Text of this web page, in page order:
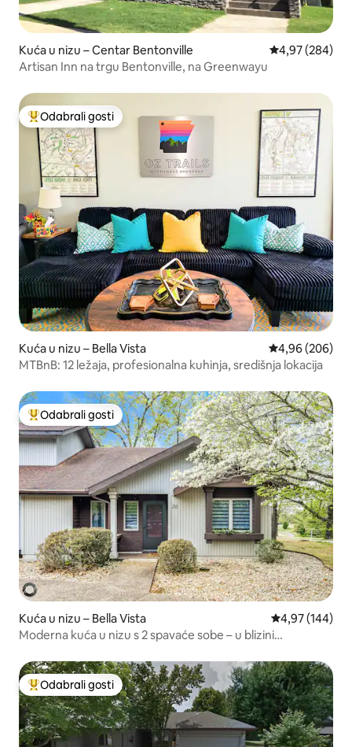
Kuća u nizu – Centar Bentonville Prosječna
4,97 (284)
Artisan Inn na trgu Bentonville, na Greenwayu
Među najviše rangiranima s oznakom „Odabrali gosti”
Odabrali gosti
Kuća u nizu – Bella Vista Prosječna
4,96 (206)
MTBnB: 12 ležaja, profesionalna kuhinja, središnja lokacija
Među najviše rangiranima s oznakom „Odabrali gosti”
Odabrali gosti
Kuća u nizu – Bella Vista Prosječna
4,97 (144)
Moderna kuća u nizu s 2 spavaće sobe – u blizini
Među najviše rangiranima s oznakom „Odabrali gosti”
Odabrali gosti